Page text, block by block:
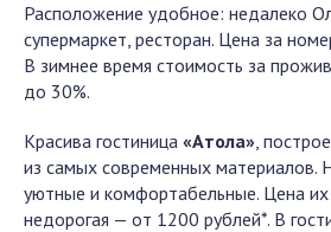
Расположение удобное: недалеко
супермаркет, ресторан. Цена за
В зимнее время стоимость за
до 30%.
Красива гостиница «Атола»,
из самых современных материалов.
уютные и комфортабельные. Цена их
недорогая — от 1200 рублей*. В